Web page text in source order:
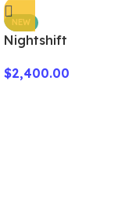
NEW
Nightshift
$2,400.00